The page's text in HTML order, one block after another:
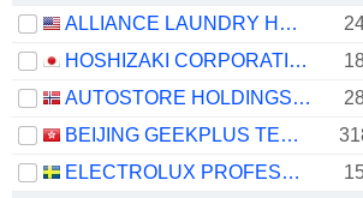
ALLIANCE LAUNDRY HOLDINGS INC.
HOSHIZAKI CORPORATION
AUTOSTORE HOLDINGS LTD.
BEIJING GEEKPLUS TECHNOLOGY CO., LTD.
ELECTROLUX PROFESSIONAL AB